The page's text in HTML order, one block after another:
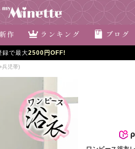
新作 ランキング ブログ
時までの注文で当日発送(※土日祝は12時まで)
兵児帯)